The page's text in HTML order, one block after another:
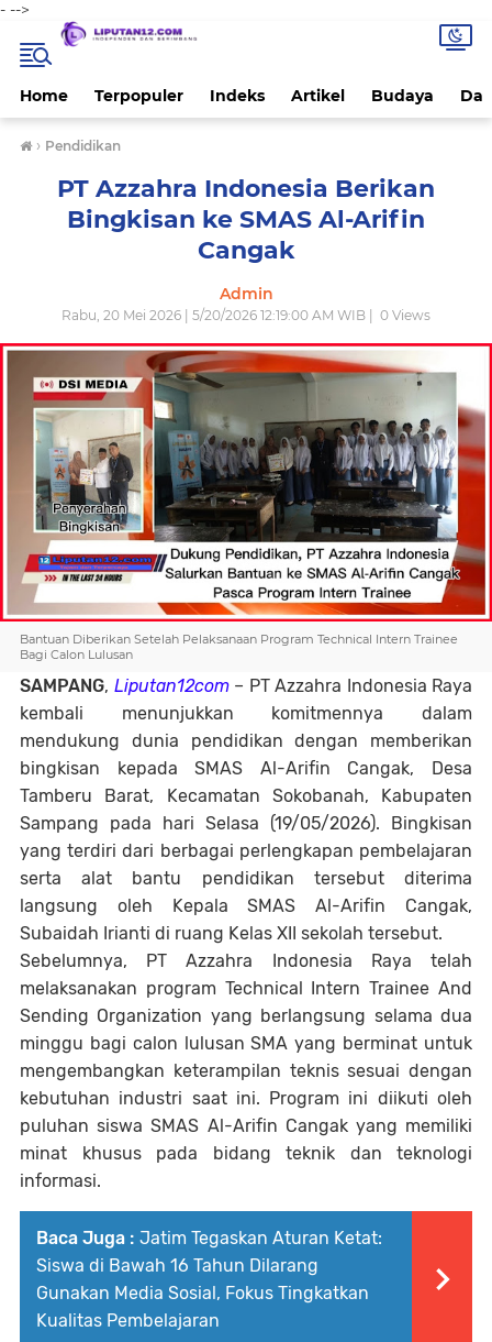
- -->
Home Terpopuler Indeks Artikel Budaya
› Pendidikan
PT Azzahra Indonesia Berikan
Bingkisan ke SMAS Al-Arifin
Cangak
Admin
Rabu, 20 Mei 2026 | 5/20/2026 12:19:00 AM WIB | 0 Views
Bantuan Diberikan Setelah Pelaksanaan Program Technical Intern Trainee
Bagi Calon Lulusan
SAMPANG, Liputan12com– PT Azzahra Indonesia Raya
kembali menunjukkan komitmennya dalam
mendukung dunia pendidikan dengan memberikan
bingkisan kepada SMAS Al-Arifin Cangak, Desa
Tamberu Barat, Kecamatan Sokobanah, Kabupaten
Sampang pada hari Selasa (19/05/2026). Bingkisan
yang terdiri dari berbagai perlengkapan pembelajaran
serta alat bantu pendidikan tersebut diterima
langsung oleh Kepala SMAS Al-Arifin Cangak,
Subaidah Irianti di ruang Kelas XII sekolah tersebut.
Sebelumnya, PT Azzahra Indonesia Raya telah
melaksanakan program Technical Intern Trainee And
Sending Organization yang berlangsung selama dua
minggu bagi calon lulusan SMA yang berminat untuk
mengembangkan keterampilan teknis sesuai dengan
kebutuhan industri saat ini. Program ini diikuti oleh
puluhan siswa SMAS Al-Arifin Cangak yang memiliki
minat khusus pada bidang teknik dan teknologi
informasi.
Baca Juga : Jatim Tegaskan Aturan Ketat:
Siswa di Bawah 16 Tahun Dilarang
Gunakan Media Sosial, Fokus Tingkatkan
Kualitas Pembelajaran